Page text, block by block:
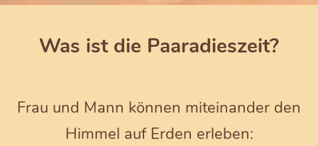
Was ist die Paaradieszeit?
Frau und Mann können miteinander den
Himmel auf Erden erleben: